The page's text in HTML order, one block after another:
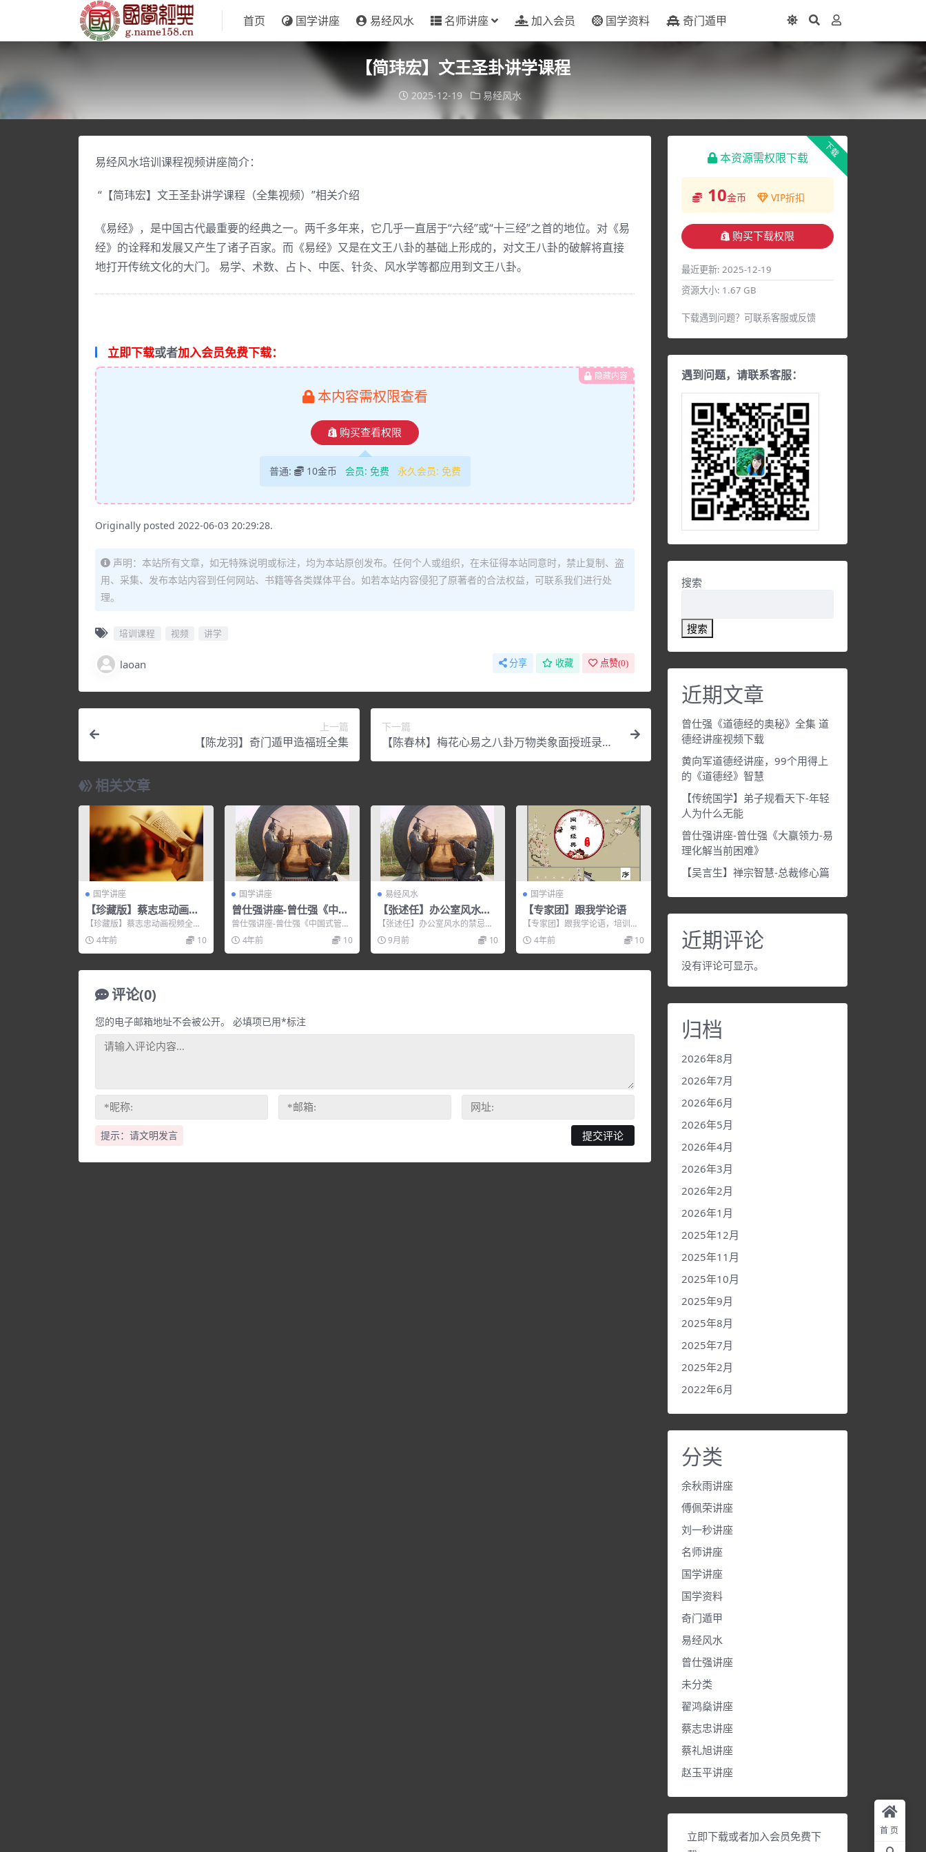
首页 国学讲座 易经风水 名师讲座 加入会员 国学资料 奇门遁甲
【简玮宏】文王圣卦讲学课程
2025-12-19 易经风水
易经风水培训课程视频讲座简介：
“【简玮宏】文王圣卦讲学课程（全集视频）”相关介绍
《易经》，是中国古代最重要的经典之一。两千多年来，它几乎一直居于“六经”或“十三经”之首的地位。对《易
经》的诠释和发展又产生了诸子百家。而《易经》又是在文王八卦的基础上形成的，对文王八卦的破解将直接
地打开传统文化的大门。 易学、术数、占卜、中医、针灸、风水学等都应用到文王八卦。
立即下载或者加入会员免费下载：
隐藏内容
本内容需权限查看
购买查看权限
普通: 10金币 会员: 免费 永久会员: 免费
Originally posted 2022-06-03 20:29:28.
声明：本站所有文章，如无特殊说明或标注，均为本站原创发布。任何个人或组织，在未征得本站同意时，禁止复制、盗
用、采集、发布本站内容到任何网站、书籍等各类媒体平台。如若本站内容侵犯了原著者的合法权益，可联系我们进行处
理。
培训课程 视频 讲学
laoan 分享 收藏 点赞(0)
上一篇
【陈龙羽】奇门遁甲造福班全集
下一篇
【陈春林】梅花心易之八卦万物类象面授班录像
（全集）
相关文章
国学讲座
【珍藏版】蔡志忠动画视
频全集-龍女
【珍藏版】蔡志忠动画视频全集-
龍女，培训讲座视频，培训课程
视频教程下载，百度网盘...
4年前 10
国学讲座
曾仕强讲座-曾仕强《中国
式管理组织行为学：出色
的中层主管》
曾仕强讲座-曾仕强《中国式管理
组织行为学：出色的中层主
管》，培训讲座视频，培训课...
4年前 10
易经风水
【张述任】办公室风水的
禁忌（超实用）
【张述任】办公室风水的禁忌
（超实用），培训讲座视频，培
训课程视频教程下载，百度网...
9月前 10
国学讲座
【专家团】跟我学论语
【专家团】跟我学论语，培训讲
座视频，培训课程视频教程下
载，百度网盘资源分享下载。
4年前 10
评论(0)
提示：请文明发言
您的电子邮箱地址不会被公开。 必填项已用*标注
下载
本资源需权限下载
10金币 VIP折扣
购买下载权限
最近更新: 2025-12-19
资源大小: 1.67 GB
下载遇到问题？可联系客服或反馈
遇到问题，请联系客服：
搜索
搜索
近期文章
曾仕强《道德经的奥秘》全集 道
德经讲座视频下载
黄向军道德经讲座，99个用得上
的《道德经》智慧
【传统国学】弟子规看天下-年轻
人为什么无能
曾仕强讲座-曾仕强《大赢领力-易
理化解当前困难》
【吴言生】禅宗智慧-总裁修心篇
近期评论
没有评论可显示。
归档
2026年8月
2026年7月
2026年6月
2026年5月
2026年4月
2026年3月
2026年2月
2026年1月
2025年12月
2025年11月
2025年10月
2025年9月
2025年8月
2025年7月
2025年2月
2022年6月
分类
余秋雨讲座
傅佩荣讲座
刘一秒讲座
名师讲座
国学讲座
国学资料
奇门遁甲
易经风水
曾仕强讲座
未分类
翟鸿燊讲座
蔡志忠讲座
蔡礼旭讲座
赵玉平讲座
立即下载或者加入会员免费下
首页